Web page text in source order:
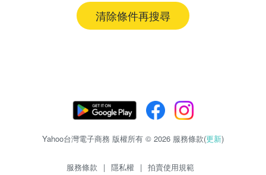
清除條件再搜尋
Yahoo台灣電子商務 版權所有 © 2026 服務條款(更新)
服務條款 | 隱私權 | 拍賣使用規範